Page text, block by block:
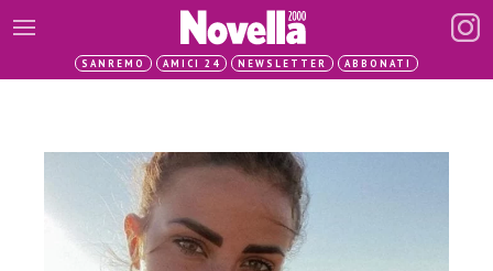
SANREMO AMICI 24 NEWSLETTER ABBONATI